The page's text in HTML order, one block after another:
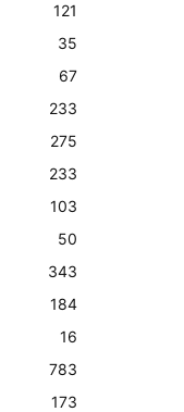
121
35
67
233
275
233
103
50
343
184
16
783
173